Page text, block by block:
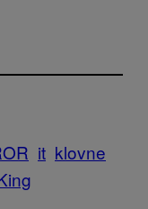
it klovne